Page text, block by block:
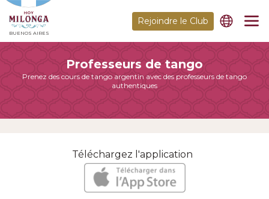
BUENOS AIRES
Rejoindre le Club
Professeurs de tango
Prenez des cours de tango argentin avec des professeurs de tango
authentiques
Téléchargez l'application